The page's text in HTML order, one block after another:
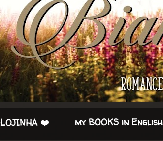
LOJINHA ❤️ my BOOKS in English